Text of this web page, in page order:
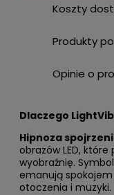
Koszty
Cena nie
Produkty
Opinie o
Dlaczego
Hipnoza
obrazów LED,
wyobraźnię.
emanują
otoczenia i muzyki.